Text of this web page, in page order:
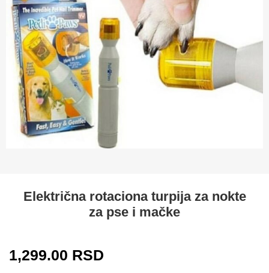
Električna rotaciona turpija za nokte
za pse i mačke
1,299.00 RSD